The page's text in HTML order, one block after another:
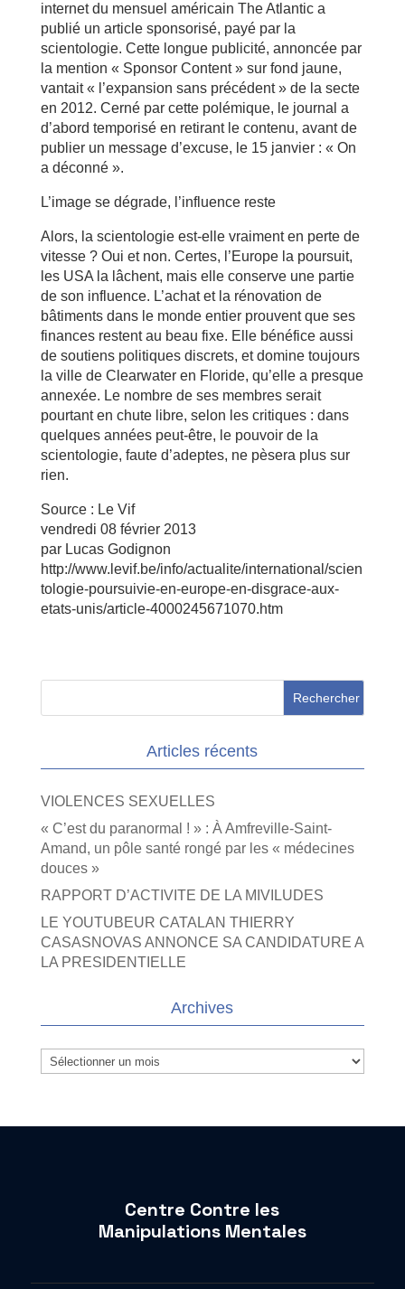
internet du mensuel américain The Atlantic a
publié un article sponsorisé, payé par la
scientologie. Cette longue publicité, annoncée par
la mention « Sponsor Content » sur fond jaune,
vantait « l’expansion sans précédent » de la secte
en 2012. Cerné par cette polémique, le journal a
d’abord temporisé en retirant le contenu, avant de
publier un message d’excuse, le 15 janvier : « On
a déconné ».
L’image se dégrade, l’influence reste
Alors, la scientologie est-elle vraiment en perte de
vitesse ? Oui et non. Certes, l’Europe la poursuit,
les USA la lâchent, mais elle conserve une partie
de son influence. L’achat et la rénovation de
bâtiments dans le monde entier prouvent que ses
finances restent au beau fixe. Elle bénéfice aussi
de soutiens politiques discrets, et domine toujours
la ville de Clearwater en Floride, qu’elle a presque
annexée. Le nombre de ses membres serait
pourtant en chute libre, selon les critiques : dans
quelques années peut-être, le pouvoir de la
scientologie, faute d’adeptes, ne pèsera plus sur
rien.
Source : Le Vif
vendredi 08 février 2013
par Lucas Godignon
http://www.levif.be/info/actualite/international/scien
tologie-poursuivie-en-europe-en-disgrace-aux-
etats-unis/article-4000245671070.htm
Articles récents
VIOLENCES SEXUELLES
« C’est du paranormal ! » : À Amfreville-Saint-
Amand, un pôle santé rongé par les « médecines
douces »
RAPPORT D’ACTIVITE DE LA MIVILUDES
LE YOUTUBEUR CATALAN THIERRY
CASASNOVAS ANNONCE SA CANDIDATURE A
LA PRESIDENTIELLE
Archives
Archives
Centre Contre les
Manipulations Mentales